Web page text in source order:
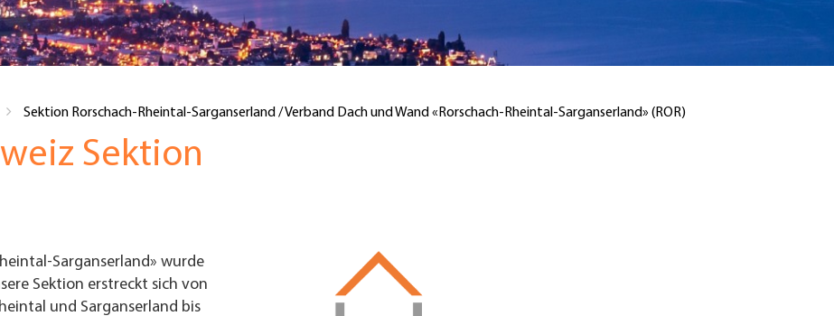
Sektion Rorschach-Rheintal-Sarganserland / Verband Dach und Wand «Rorschach-Rheintal-Sarganserland» (ROR)
Sektion
Sarganserland» wurde
Sektion erstreckt sich von
und Sarganserland bis